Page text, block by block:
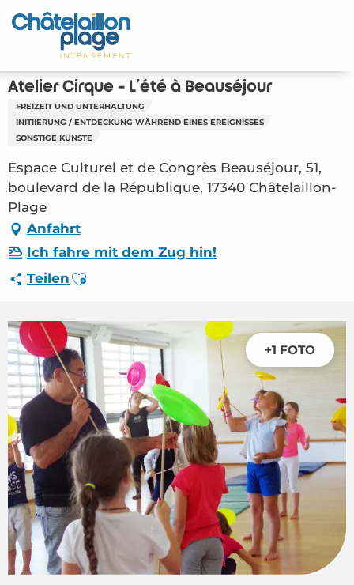
Aller
au
principal
Startseite - DE
Entdecken Sie
Aktivitäten
Treffpunkt
Ihr Aufenthalt - DE
FMA – Atelier Cirque – L’été à Beauséjour
(Châtelaillon-Plage) #6415799
Atelier Cirque - L'été à Beauséjour
FREIZEIT UND UNTERHALTUNG
INITIIERUNG / ENTDECKUNG WÄHREND EINES EREIGNISSES
SONSTIGE KÜNSTE
Espace Culturel et de Congrès Beauséjour, 51,
boulevard de la République, 17340 Châtelaillon-
Plage
Anfahrt
Ich fahre mit dem Zug hin!
Teilen Ajouter aux favoris
+1 FOTO